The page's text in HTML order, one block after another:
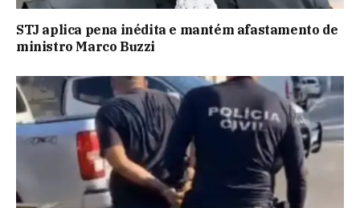
STJ aplica pena inédita e mantém afastamento de
ministro Marco Buzzi